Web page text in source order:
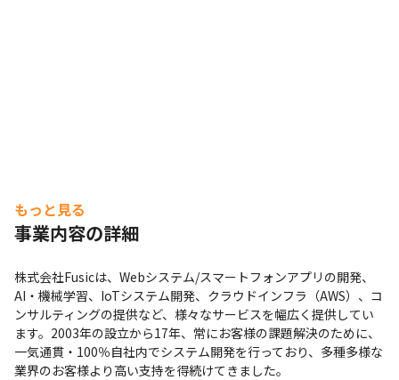
もっと見る
事業内容の詳細
株式会社Fusicは、Webシステム/スマートフォンアプリの開発、
AI・機械学習、IoTシステム開発、クラウドインフラ（AWS）、コ
ンサルティングの提供など、様々なサービスを幅広く提供してい
ます。2003年の設立から17年、常にお客様の課題解決のために、
一気通貫・100％自社内でシステム開発を行っており、多種多様な
業界のお客様より高い支持を得続けてきました。